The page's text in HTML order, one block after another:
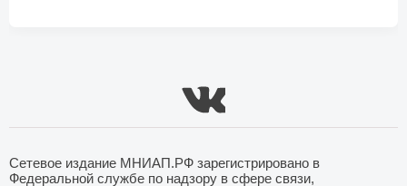
Сетевое издание МНИАП.РФ зарегистрировано в
Федеральной службе по надзору в сфере связи,